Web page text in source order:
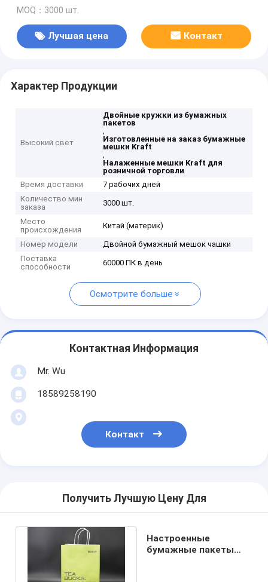
MOQ：3000 шт.
Лучшая цена Контакт
Характер Продукции
Высокий свет
Двойные кружки из бумажных
пакетов
,
Изготовленные на заказ бумажные
мешки Kraft
,
Налаженные мешки Kraft для
розничной торговли
Время доставки
7 рабочих дней
Количество мин
заказа
3000 шт.
Место
происхождения
Китай (материк)
Номер модели
Двойной бумажный мешок чашки
Поставка
способности
60000 ПК в день
Осмотрите больше
Контактная Информация
Mr. Wu
18589258190
Контакт
Получить Лучшую Цену Для
Настроенные
бумажные пакеты